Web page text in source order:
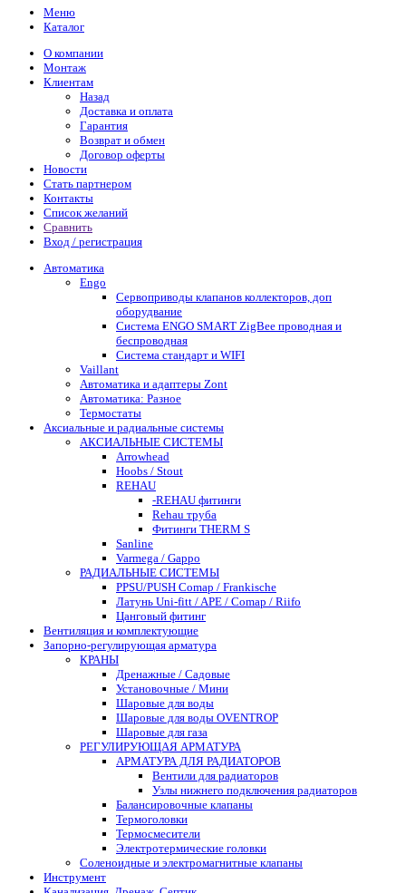
Меню
Каталог
О компании
Монтаж
Клиентам
Назад
Доставка и оплата
Гарантия
Возврат и обмен
Договор оферты
Новости
Стать партнером
Контакты
Список желаний
Сравнить
Вход / регистрация
Автоматика
Engo
Сервоприводы клапанов коллекторов, доп
оборудвание
Система ENGO SMART ZigBee проводная и
беспроводная
Система стандарт и WIFI
Vaillant
Автоматика и адаптеры Zont
Автоматика: Разное
Термостаты
Аксиальные и радиальные системы
АКСИАЛЬНЫЕ СИСТЕМЫ
Arrowhead
Hoobs / Stout
REHAU
-REHAU фитинги
Rehau труба
Фитинги THERM S
Sanline
Varmega / Gappo
РАДИАЛЬНЫЕ СИСТЕМЫ
PPSU/PUSH Comap / Frankische
Латунь Uni-fitt / APE / Comap / Riifo
Цанговый фитинг
Вентиляция и комплектующие
Запорно-регулирующая арматура
КРАНЫ
Дренажные / Садовые
Установочные / Мини
Шаровые для воды
Шаровые для воды OVENTROP
Шаровые для газа
РЕГУЛИРУЮЩАЯ АРМАТУРА
АРМАТУРА ДЛЯ РАДИАТОРОВ
Вентили для радиаторов
Узлы нижнего подключения радиаторов
Балансировочные клапаны
Термоголовки
Термосмесители
Электротермические головки
Соленоидные и электромагнитные клапаны
Инструмент